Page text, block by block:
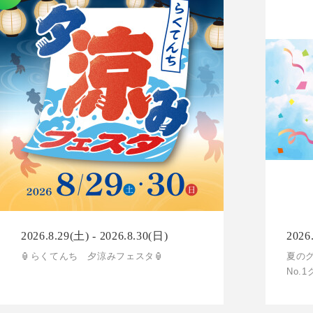
2026.8.29(土) - 2026.8.30(日)
🏮らくてんち 夕涼みフェスタ🏮
夏の
No.1